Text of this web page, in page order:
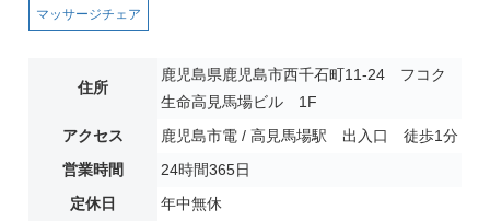
マッサージチェア
住所
鹿児島県鹿児島市西千石町11-24 フコク
生命高見馬場ビル 1F
アクセス
鹿児島市電 / 高見馬場駅 出入口 徒歩1分
営業時間
24時間365日
定休日
年中無休